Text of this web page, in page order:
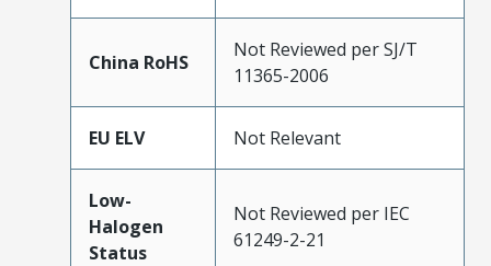
China RoHS
Not Reviewed per SJ/T
11365-2006
EU ELV Not Relevant
Low-
Halogen
Status
Not Reviewed per IEC
61249-2-21